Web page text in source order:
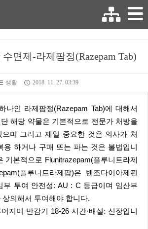
면제-라제팜정(Razepam Tab)
생활 2018. 11. 27. 03:39
해당 약물은 기본적으로 전문가 처방을
며 그리고 제일 중요한 것은 의사가 처
용 하거나 구매 또는 파는 것은 불법입니
기본적으로 Flunitrazepam(플루니트라제
플루니트라제팜)은 벤조다이아제핀
부 투여 안전성: AU : C 등급이며 임산부
의해서 투여해야 합니다.
지며 반감기 18-26 시간·배설: 신장입니